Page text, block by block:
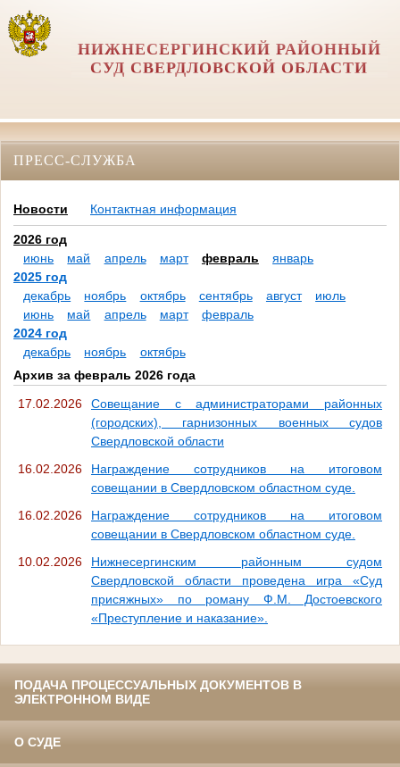
НИЖНЕСЕРГИНСКИЙ РАЙОННЫЙ
СУД СВЕРДЛОВСКОЙ ОБЛАСТИ
ПРЕСС-СЛУЖБА
Новости Контактная информация
2026 год
июнь
май апрель март февраль
январь
2025 год
декабрь
ноябрь октябрь сентябрь август
июль
июнь
май апрель март
февраль
2024 год
декабрь
ноябрь
октябрь
Архив за февраль 2026 года
17.02.2026
Совещание с администраторами районных
(городских), гарнизонных военных судов
Свердловской области
16.02.2026
Награждение сотрудников на итоговом
совещании в Свердловском областном суде.
16.02.2026
Награждение сотрудников на итоговом
совещании в Свердловском областном суде.
10.02.2026
Нижнесергинским районным судом
Свердловской области проведена игра «Суд
присяжных» по роману Ф.М. Достоевского
«Преступление и наказание».
ПОДАЧА ПРОЦЕССУАЛЬНЫХ ДОКУМЕНТОВ В
ЭЛЕКТРОННОМ ВИДЕ
О СУДЕ